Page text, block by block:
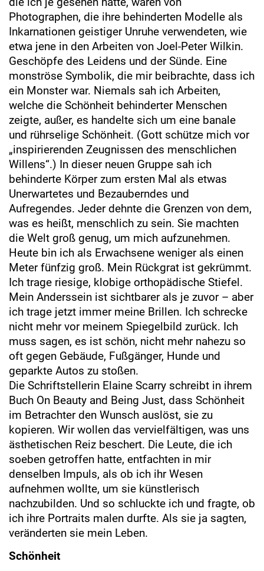
Photographen, die ihre behinderten Modelle als
Inkarnationen geistiger Unruhe verwendeten, wie
etwa jene in den Arbeiten von Joel-Peter Wilkin.
Geschöpfe des Leidens und der Sünde. Eine
monströse Symbolik, die mir beibrachte, dass ich
ein Monster war. Niemals sah ich Arbeiten,
welche die Schönheit behinderter Menschen
zeigte, außer, es handelte sich um eine banale
und rührselige Schönheit. (Gott schütze mich vor
„inspirierenden Zeugnissen des menschlichen
Willens“.) In dieser neuen Gruppe sah ich
behinderte Körper zum ersten Mal als etwas
Unerwartetes und Bezauberndes und
Aufregendes. Jeder dehnte die Grenzen von dem,
was es heißt, menschlich zu sein. Sie machten
die Welt groß genug, um mich aufzunehmen.
Heute bin ich als Erwachsene weniger als einen
Meter fünfzig groß. Mein Rückgrat ist gekrümmt.
Ich trage riesige, klobige orthopädische Stiefel.
Mein Anderssein ist sichtbarer als je zuvor – aber
ich trage jetzt immer meine Brillen. Ich schrecke
nicht mehr vor meinem Spiegelbild zurück. Ich
muss sagen, es ist schön, nicht mehr nahezu so
oft gegen Gebäude, Fußgänger, Hunde und
geparkte Autos zu stoßen.
Die Schriftstellerin Elaine Scarry schreibt in ihrem
Buch On Beauty and Being Just, dass Schönheit
im Betrachter den Wunsch auslöst, sie zu
kopieren. Wir wollen das vervielfältigen, was uns
ästhetischen Reiz beschert. Die Leute, die ich
soeben getroffen hatte, entfachten in mir
denselben Impuls, als ob ich ihr Wesen
aufnehmen wollte, um sie künstlerisch
nachzubilden. Und so schluckte ich und fragte, ob
ich ihre Portraits malen durfte. Als sie ja sagten,
veränderten sie mein Leben.
Schönheit